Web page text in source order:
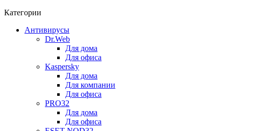
Категории
Антивирусы
Dr.Web
Для дома
Для офиса
Kaspersky
Для дома
Для компании
Для офиса
PRO32
Для дома
Для офиса